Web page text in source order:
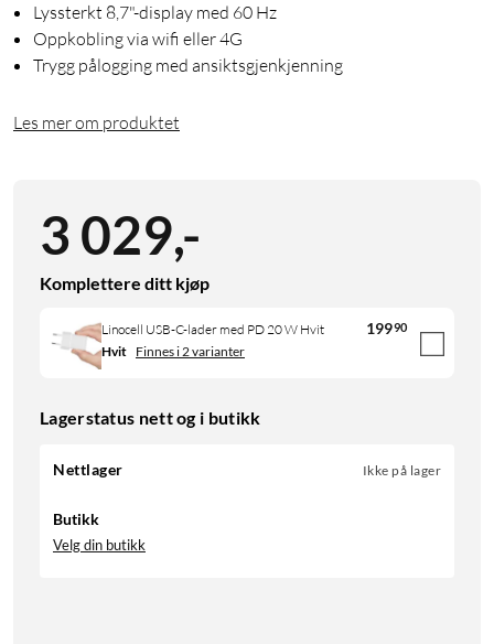
Lyssterkt 8,7"-display med 60 Hz
Oppkobling via wifi eller 4G
Trygg pålogging med ansiktsgjenkjenning
Les mer om produktet
3 029,-
Komplettere ditt kjøp
Linocell USB-C-lader med PD 20 W Hvit 19990
Hvit Finnes i 2 varianter
Lagerstatus nett og i butikk
Nettlager Ikke på lager
Butikk
Velg din butikk